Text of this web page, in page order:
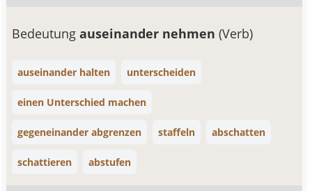
Bedeutungauseinander nehmen(Verb)
auseinander halten unterscheiden
einen Unterschied machen
gegeneinander abgrenzen staffeln abschatten
schattieren abstufen